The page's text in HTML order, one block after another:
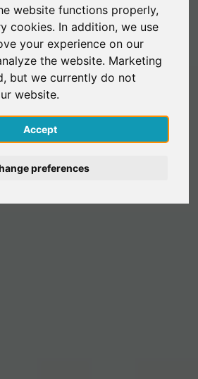
website functions properly,
cookies. In addition, we use
your experience on our
the website. Marketing
but we currently do not
website.
Accept
preferences
FAQ
S'inscrire gratuitement
S'inscrire
English
Deutsch
Nederlands